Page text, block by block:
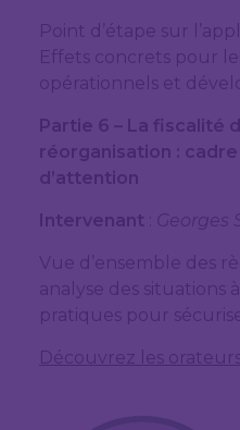
Point d’étape sur
Effets concrets pour
opérationnels et
Partie 6 – La fiscalité
réorganisation :
d’attention
Intervenant Georges
Vue d’ensemble des
analyse des situations
pratiques pour
Découvrez les